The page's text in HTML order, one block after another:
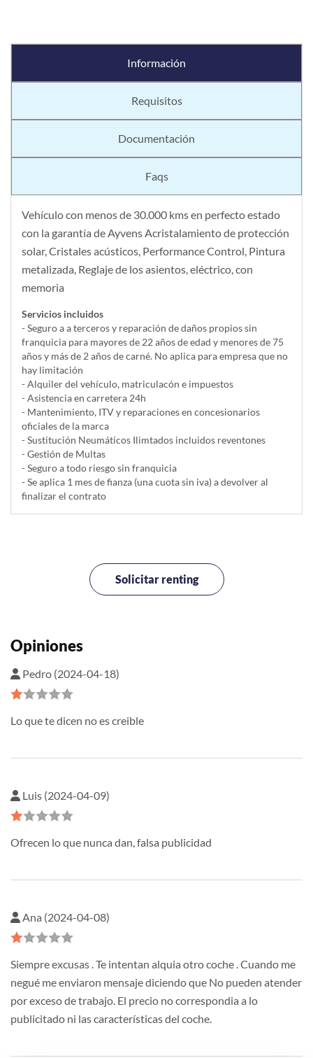
Información
Requisitos
Documentación
Faqs
Vehículo con menos de 30.000 kms en perfecto estado
con la garantía de Ayvens Acristalamiento de protección
solar, Cristales acústicos, Performance Control, Pintura
metalizada, Reglaje de los asientos, eléctrico, con
memoria
Servicios incluidos
- Seguro a a terceros y reparación de daños propios sin
franquicia para mayores de 22 años de edad y menores de 75
años y más de 2 años de carné. No aplica para empresa que no
hay limitación
- Alquiler del vehí­culo, matriculacón e impuestos
- Asistencia en carretera 24h
- Mantenimiento, ITV y reparaciones en concesionarios
oficiales de la marca
- Sustitución Neumáticos Ilimtados incluidos reventones
- Gestión de Multas
- Seguro a todo riesgo sin franquicia
- Se aplica 1 mes de fianza (una cuota sin iva) a devolver al
finalizar el contrato
Solicitar renting
Opiniones
Pedro (2024-04-18)
Lo que te dicen no es creible
Luis (2024-04-09)
Ofrecen lo que nunca dan, falsa publicidad
Ana (2024-04-08)
Siempre excusas . Te intentan alquia otro coche . Cuando me
negué me enviaron mensaje diciendo que No pueden atender
por exceso de trabajo. El precio no correspondia a lo
publicitado ni las características del coche.